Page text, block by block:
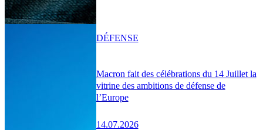
Macron fait des célébrations du 14 Juillet la
vitrine des ambitions de défense de
l’Europe
14.07.2026
DÉFENSE